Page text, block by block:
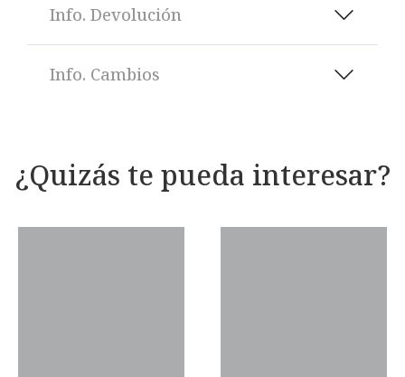
Info. Devolución
Info. Cambios
¿Quizás te pueda interesar?